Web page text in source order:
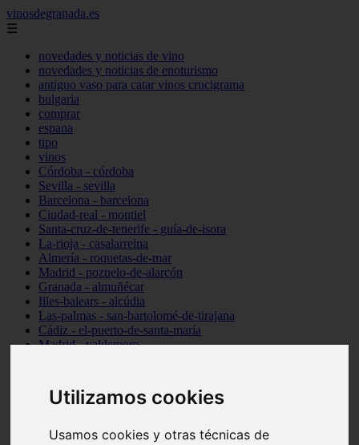
Utilizamos cookies
Usamos cookies y otras técnicas de
vinosdegranada.es
☰
novedades y noticias de vino
novedades y noticias de enoturismo
antiguo vaso para catar vinos crucigrama
bulgaria
comprar
espana
tipo
vinos
Córdoba - córdoba
Sevilla - sevilla
Barcelona - barcelona
Ciudad-real - montiel
Santa-cruz-de-tenerife - guía-de-isora
La-rioja - casalarreina
Almería - roquetas-de-mar
Madrid - pozuelo-de-alarcón
Granada - almuñécar
Illes-balears - alcúdia
Las-palmas - san-bartolomé-de-tirajana
Cádiz - el-puerto-de-santa-maría
Madrid - valdemoro
Cantabria - suances
Sevilla - bormujos
Málaga - júzcar